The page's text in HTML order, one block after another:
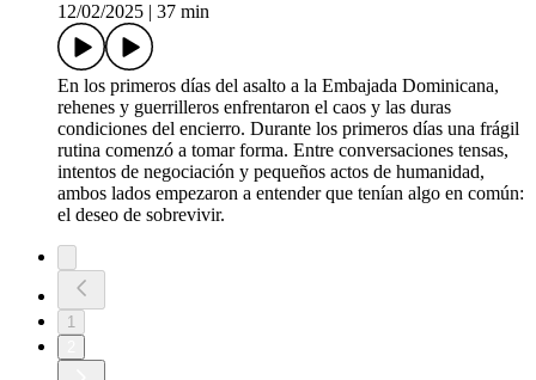
12/02/2025
37 min
En los primeros días del asalto a la Embajada Dominicana,
rehenes y guerrilleros enfrentaron el caos y las duras
condiciones del encierro. Durante los primeros días una frágil
rutina comenzó a tomar forma. Entre conversaciones tensas,
intentos de negociación y pequeños actos de humanidad,
ambos lados empezaron a entender que tenían algo en común:
el deseo de sobrevivir.
1